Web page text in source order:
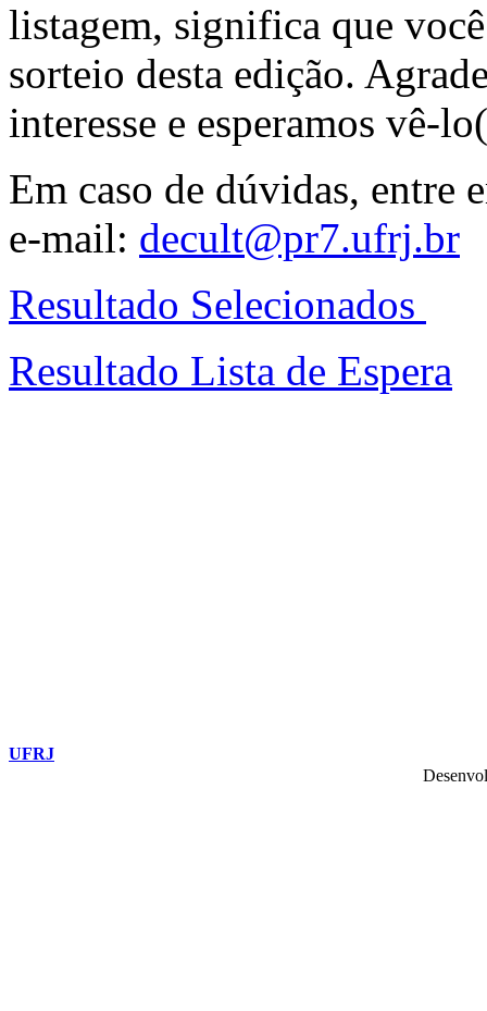
listagem, significa que
sorteio desta edição.
interesse e esperamos vê-
Em caso de dúvidas, entre
e-mail: decult@pr7.ufrj.br
Resultado Selecionados
Resultado Lista de Espera
UFRJ